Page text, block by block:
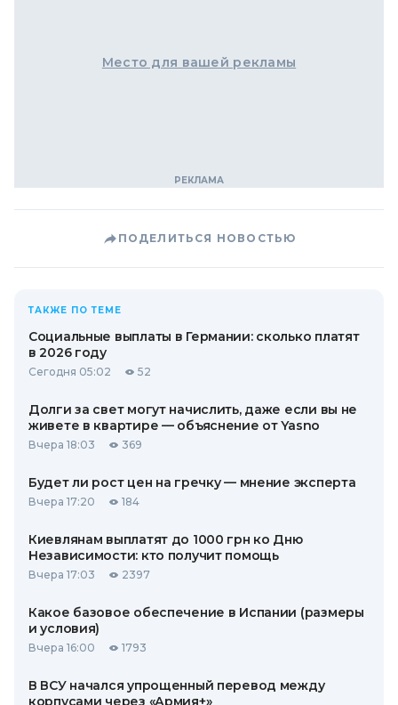
Место для вашей рекламы
ПОДЕЛИТЬСЯ НОВОСТЬЮ
ТАКЖЕ ПО ТЕМЕ
Социальные выплаты в Германии: сколько платят
в 2026 году
Сегодня 05:02 52
Долги за свет могут начислить, даже если вы не
живете в квартире — объяснение от Yasno
Вчера 18:03 369
Будет ли рост цен на гречку — мнение эксперта
Вчера 17:20 184
Киевлянам выплатят до 1000 грн ко Дню
Независимости: кто получит помощь
Вчера 17:03 2397
Какое базовое обеспечение в Испании (размеры
и условия)
Вчера 16:00 1793
В ВСУ начался упрощенный перевод между
корпусами через «Армия+»